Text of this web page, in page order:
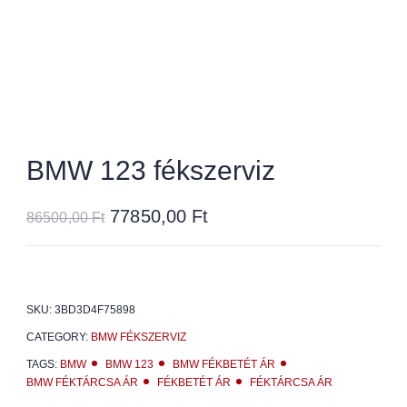
BMW 123 fékszerviz
86500,00Ft 77850,00 Ft
SKU: 3BD3D4F75898
CATEGORY: BMW FÉKSZERVIZ
TAGS: BMW BMW 123
BMW FÉKBETÉT ÁR
BMW FÉKTÁRCSA ÁR
FÉKBETÉT ÁR FÉKTÁRCSA ÁR